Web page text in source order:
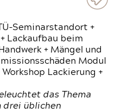
Seminarstandort +
Lackaufbau beim
+ Mängel und
Modul
Workshop Lackierung +
das Thema
drei üblichen